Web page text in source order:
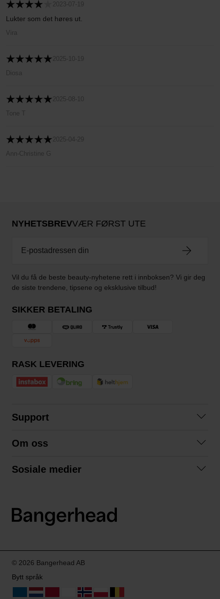
2023-07-19
Lukter som det høres ut.
Vira
2025-10-19
Diosa
2025-08-10
Tone T
2025-04-29
Ann-Christine G
NYHETSBREVVÆR FØRST UTE
Vil du få de beste beauty-nyhetene rett i innboksen? Vi gir deg
de siste trendene, tipsene og eksklusive tilbud!
SIKKER BETALING
RASK LEVERING
Support
Kjøpsvilkår
Om oss
Sosiale medier
LinkedIn
© 2026 Bangerhead AB
Bytt språk